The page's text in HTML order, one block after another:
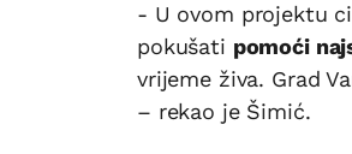
- U ovom projektu
pokušati pomoći
vrijeme živa. Grad
– rekao je Šimić.